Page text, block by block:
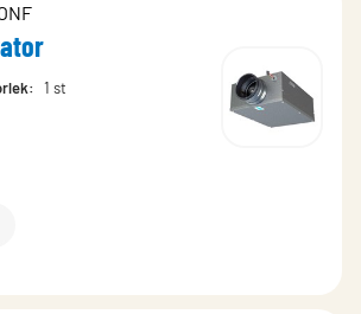
: 1 st
DBV konfigurator-604183